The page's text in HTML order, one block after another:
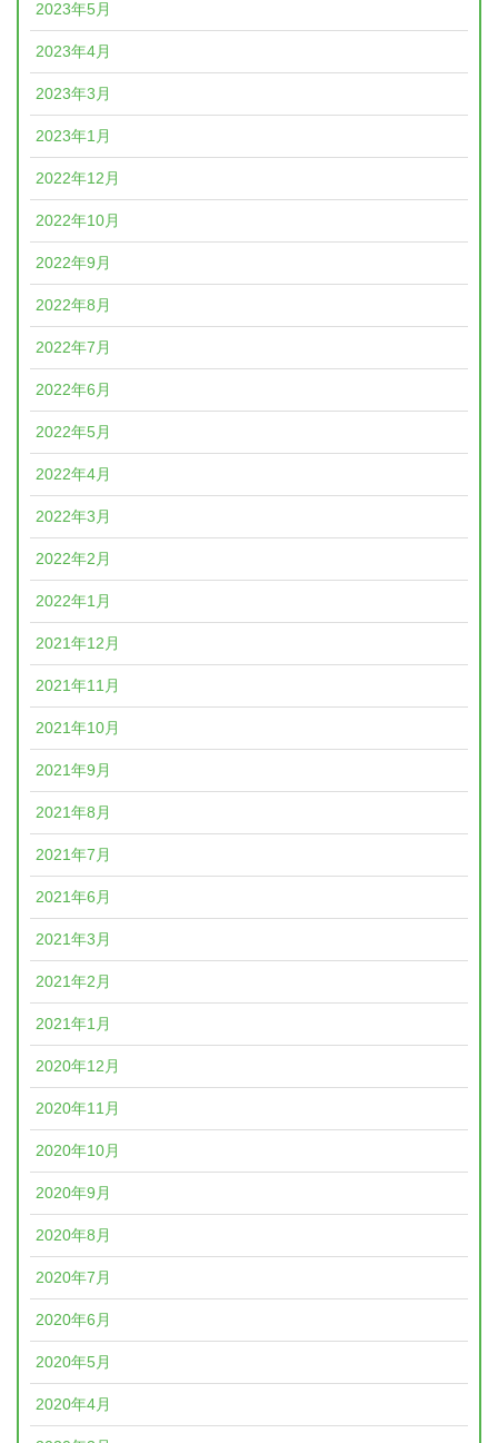
2023年5月
2023年4月
2023年3月
2023年1月
2022年12月
2022年10月
2022年9月
2022年8月
2022年7月
2022年6月
2022年5月
2022年4月
2022年3月
2022年2月
2022年1月
2021年12月
2021年11月
2021年10月
2021年9月
2021年8月
2021年7月
2021年6月
2021年3月
2021年2月
2021年1月
2020年12月
2020年11月
2020年10月
2020年9月
2020年8月
2020年7月
2020年6月
2020年5月
2020年4月